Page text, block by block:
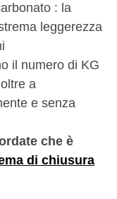
: la
leggerezza
il numero di KG
a
e senza
che è
di chiusura